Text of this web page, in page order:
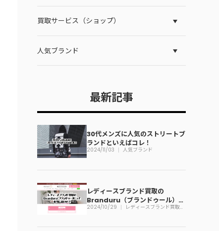
買取サービス（ショップ）
人気ブランド
最新記事
30代メンズに人気のストリートブ
ランドといえばコレ！
2024/11/03 人気ブランド
レディースブランド買取の
Branduru（ブランドゥール）っ
て本当に高いの？
2024/10/29 レディースブランド買取
Branduru（ブランドゥー